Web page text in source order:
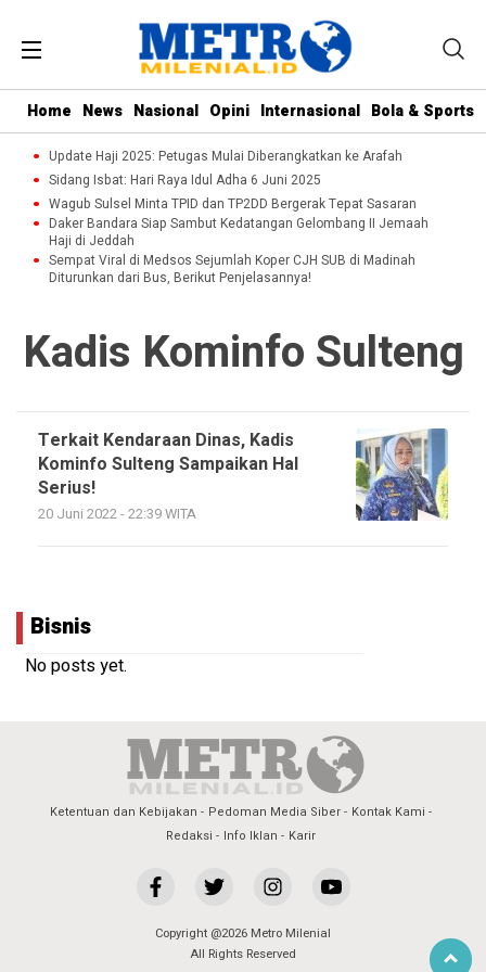
Home News Nasional Opini Internasional Bola & Sports
Update Haji 2025: Petugas Mulai Diberangkatkan ke Arafah
Sidang Isbat: Hari Raya Idul Adha 6 Juni 2025
Wagub Sulsel Minta TPID dan TP2DD Bergerak Tepat Sasaran
Daker Bandara Siap Sambut Kedatangan Gelombang II Jemaah
Haji di Jeddah
Sempat Viral di Medsos Sejumlah Koper CJH SUB di Madinah
Diturunkan dari Bus, Berikut Penjelasannya!
Kadis Kominfo Sulteng
Terkait Kendaraan Dinas, Kadis
Kominfo Sulteng Sampaikan Hal
Serius!
20 Juni 2022 - 22:39 WITA
Bisnis
No posts yet.
Ketentuan dan Kebijakan Pedoman Media Siber
Kontak Kami
Redaksi
Info Iklan Karir
Copyright @2026 Metro Milenial
All Rights Reserved